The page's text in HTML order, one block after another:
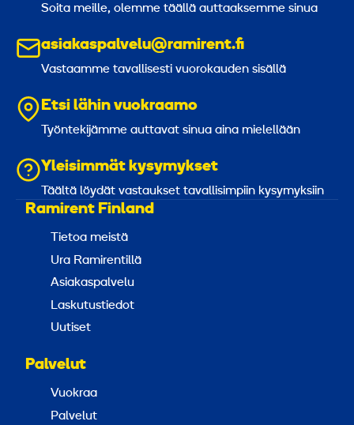
Soita meille, olemme täällä auttaaksemme sinua
asiakaspalvelu@ramirent.fi
Vastaamme tavallisesti vuorokauden sisällä
Etsi lähin vuokraamo
Työntekijämme auttavat sinua aina mielellään
Yleisimmät kysymykset
Täältä löydät vastaukset tavallisimpiin kysymyksiin
Ramirent Finland
Tietoa meistä
Ura Ramirentillä
Asiakaspalvelu
Laskutustiedot
Uutiset
Palvelut
Vuokraa
Palvelut